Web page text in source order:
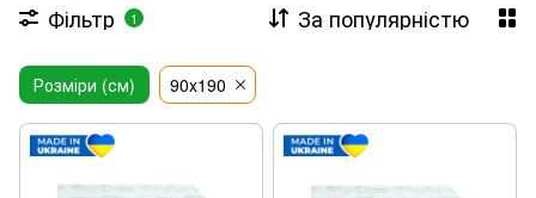
Фільтр 1 За популярністю
Розміри (см) 90x190